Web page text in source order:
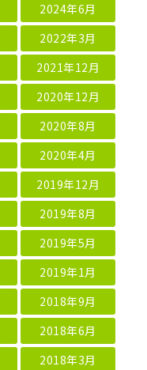
2024年6月
2022年3月
2021年12月
2020年12月
2020年8月
2020年4月
2019年12月
2019年8月
2019年5月
2019年1月
2018年9月
2018年6月
2018年3月